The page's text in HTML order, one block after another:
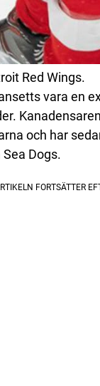
Red Wings.
vara en
och har
Dogs.